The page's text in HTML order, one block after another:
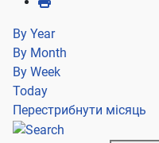
By Year
By Month
By Week
Today
Перестрибнути місяць